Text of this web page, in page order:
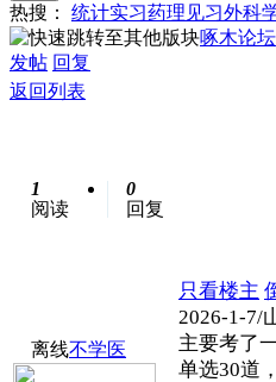
热搜： 统计实习药理 见习外科
啄木论坛
发帖 回复
返回列表
1
阅读
0
回复
离线不学医
只看楼主
2026-1-7/
主要考了
单选30道